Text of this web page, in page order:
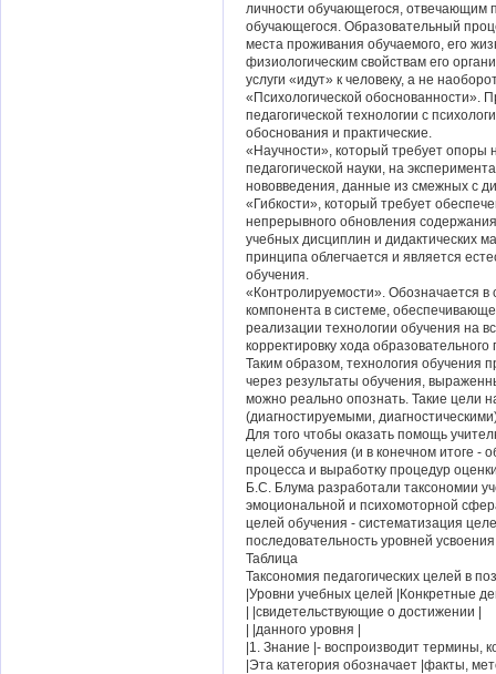
личности обучающегося, отвечающим
обучающегося. Образовательный
места проживания обучаемого, его
физиологическим свойствам его
услуги «идут» к человеку, а не
«Психологической обоснованности».
педагогической технологии с
обоснования и практические.
«Научности», который требует опоры
педагогической науки, на
нововведения, данные из смежных с
«Гибкости», который требует
непрерывного обновления
учебных дисциплин и дидактических
принципа облегчается и является
обучения.
«Контролируемости». Обозначается в
компонента в системе,
реализации технологии обучения на
корректировку хода образовательного
Таким образом, технология обучения
через результаты обучения,
можно реально опознать. Такие цели
(диагностируемыми,
Для того чтобы оказать помощь
целей обучения (и в конечном итоге -
процесса и выработку процедур
Б.С. Блума разработали таксономии
эмоциональной и психомоторной
целей обучения - систематизация
последовательность уровней
Таблица
Таксономия педагогических целей в
|Уровни учебных целей |Конкретные
| |свидетельствующие о достижении |
| |данного уровня |
|1. Знание |- воспроизводит термины,
|Эта категория обозначает |факты,